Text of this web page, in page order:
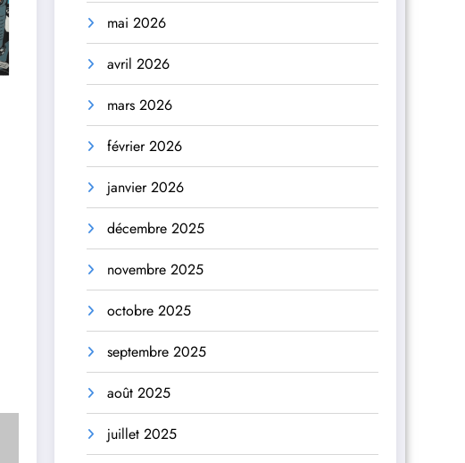
mai 2026
avril 2026
mars 2026
février 2026
janvier 2026
décembre 2025
novembre 2025
octobre 2025
septembre 2025
août 2025
juillet 2025